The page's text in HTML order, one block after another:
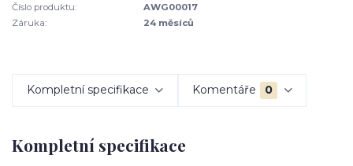
Číslo produktu:
AWG00017
Záruka:
24 měsíců
Kompletní specifikace Komentáře 0
Kompletní specifikace